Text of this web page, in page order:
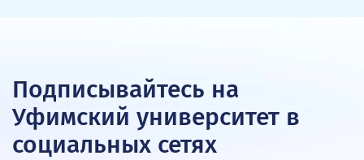
Подписывайтесь на
Уфимский университет в
социальных сетях